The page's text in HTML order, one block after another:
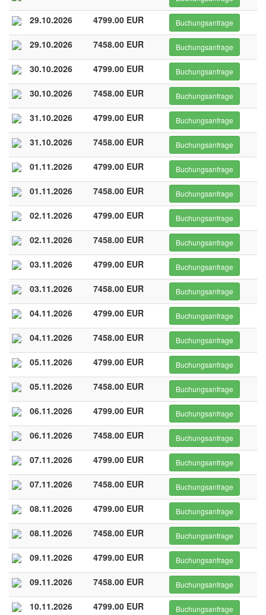
29.10.2026 4799.00 EUR Buchungsanfrage
29.10.2026 7458.00 EUR Buchungsanfrage
30.10.2026 4799.00 EUR Buchungsanfrage
30.10.2026 7458.00 EUR Buchungsanfrage
31.10.2026 4799.00 EUR Buchungsanfrage
31.10.2026 7458.00 EUR Buchungsanfrage
01.11.2026 4799.00 EUR Buchungsanfrage
01.11.2026 7458.00 EUR Buchungsanfrage
02.11.2026 4799.00 EUR Buchungsanfrage
02.11.2026 7458.00 EUR Buchungsanfrage
03.11.2026 4799.00 EUR Buchungsanfrage
03.11.2026 7458.00 EUR Buchungsanfrage
04.11.2026 4799.00 EUR Buchungsanfrage
04.11.2026 7458.00 EUR Buchungsanfrage
05.11.2026 4799.00 EUR Buchungsanfrage
05.11.2026 7458.00 EUR Buchungsanfrage
06.11.2026 4799.00 EUR Buchungsanfrage
06.11.2026 7458.00 EUR Buchungsanfrage
07.11.2026 4799.00 EUR Buchungsanfrage
07.11.2026 7458.00 EUR Buchungsanfrage
08.11.2026 4799.00 EUR Buchungsanfrage
08.11.2026 7458.00 EUR Buchungsanfrage
09.11.2026 4799.00 EUR Buchungsanfrage
09.11.2026 7458.00 EUR Buchungsanfrage
10.11.2026 4799.00 EUR Buchungsanfrage